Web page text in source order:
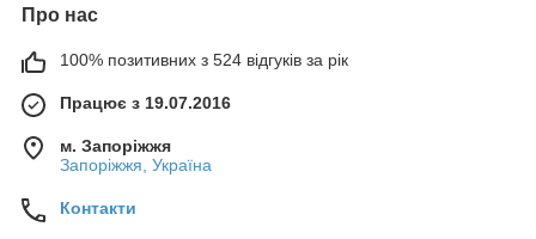
Про нас
100% позитивних з 524 відгуків за рік
Працює з 19.07.2016
м. Запоріжжя
Запоріжжя, Україна
Контакти